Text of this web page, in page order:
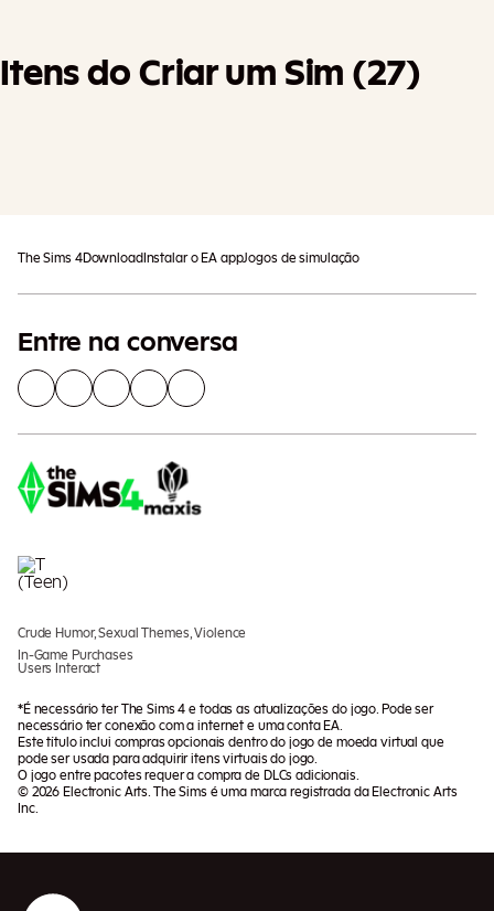
Itens do Criar um Sim (27)
The Sims 4Download Instalar o EA appJogos de simulação
Entre na conversa
Crude Humor, Sexual Themes, Violence
In-Game Purchases
Users Interact
*É necessário ter The Sims 4 e todas as atualizações do jogo. Pode ser
necessário ter conexão com a internet e uma conta EA.
Este título inclui compras opcionais dentro do jogo de moeda virtual que
pode ser usada para adquirir itens virtuais do jogo.
O jogo entre pacotes requer a compra de DLCs adicionais.
© 2026 Electronic Arts. The Sims é uma marca registrada da Electronic Arts
Inc.